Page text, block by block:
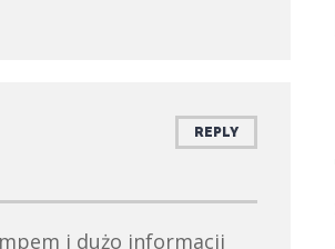
REPLY
i dużo informacji